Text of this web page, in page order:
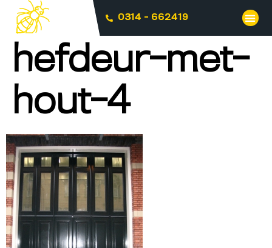
0314 - 662419
hefdeur-met-
hout-4